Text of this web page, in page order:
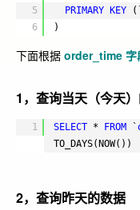
5
6
PRIMARY
KEY
)
下面根据 order_time 字
1，查询当天（今天
1 SELECT * FROM `
TO_DAYS(NOW())
2，查询昨天的数据